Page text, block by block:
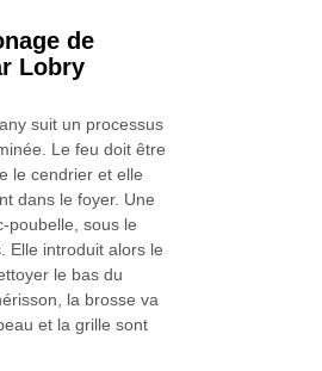
de
Lobry
suit un processus
Le feu doit être
le cendrier et elle
dans le foyer. Une
poubelle, sous le
Elle introduit alors le
le bas du
la brosse va
et la grille sont